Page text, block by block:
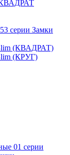
КВАДРАТ
серии Замки
(КВАДРАТ)
(КРУГ)
01 серии